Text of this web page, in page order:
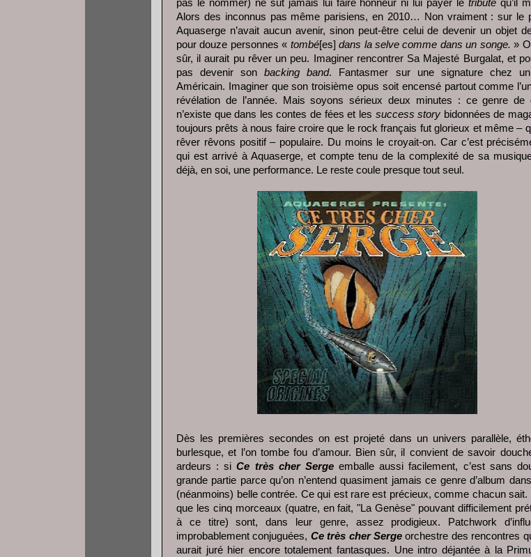
pas le nommer) ne sut jamais lui faire honneur ni lui payer letribute qu’il
Alors des inconnus pas même parisiens, en 2010… Non vraiment : sur le
Aquaserge n’avait aucun avenir, sinon peut-être celui de devenir un objet
pour douze personnes « tombé[es]dans la selve comme dans un songe. »
sûr, il aurait pu rêver un peu. Imaginer rencontrer Sa Majesté Burgalat, et
pas devenir sonbacking band. Fantasmer sur une signature chez
Américain. Imaginer que son troisième opus soit encensé partout comme
révélation de l’année. Mais soyons sérieux deux minutes : ce genre de
n’existe que dans les contes de fées et les success story bidonnées de
toujours prêts à nous faire croire que le rock français fut glorieux et même –
rêver rêvons positif – populaire. Du moins le croyait-on. Car c’est
qui est arrivé à Aquaserge, et compte tenu de la complexité de sa
déjà, en soi, une performance. Le reste coule presque tout seul.
Dès les premières secondes on est projeté dans un univers parallèle,
burlesque, et l’on tombe fou d’amour. Bien sûr, il convient de savoir
ardeurs : siCe très cher Sergeemballe aussi facilement, c’est sans
grande partie parce qu’on n’entend quasiment jamais ce genre d’album
(néanmoins) belle contrée. Ce qui est rare est précieux, comme chacun sait.
que les cinq morceaux (quatre, en fait, "La Genèse" pouvant difficilement
à ce titre) sont, dans leur genre, assez prodigieux. Patchwork
improbablement conjuguées, Ce très cher Serge orchestre des rencontres
aurait juré hier encore totalement fantasques. Une intro déjantée à la